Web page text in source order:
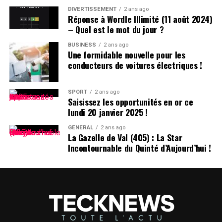
D. », un surnom auquel il s’habitue sans arduousé.
Pensées sur l’Identité Associée au
Prénom
Le choix d’un prénom peut avoir un impact significatif
sur notre identité personnelle tout au long de notre
existence. Que ce soit pour se distinguer ou pour
s’intégrer dans un groupe social spécifique, chaque
individu développe une relation particulière avec son
propre nom.
les prénoms ne sont pas simplement des désignations ;
DIVERTISSEMENT 2 ans ago
Réponse à Wordle Illimité (11 août 2024)
– Quel est le mot du jour ?
BUSINESS 2 ans ago
Une formidable nouvelle pour les
conducteurs de voitures électriques !
SPORT 2 ans ago
Saisissez les opportunités en or ce
lundi 20 janvier 2025 !
GÉNÉRAL 2 ans ago
La Gazelle de Val (405) : La Star
Incontournable du Quinté d’Aujourd’hui !